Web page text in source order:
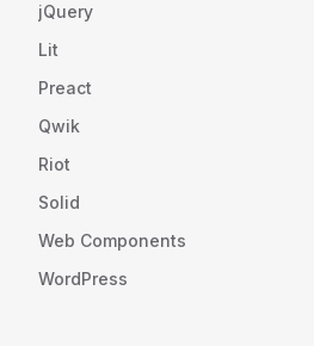
jQuery
Lit
Preact
Qwik
Riot
Solid
Web Components
WordPress